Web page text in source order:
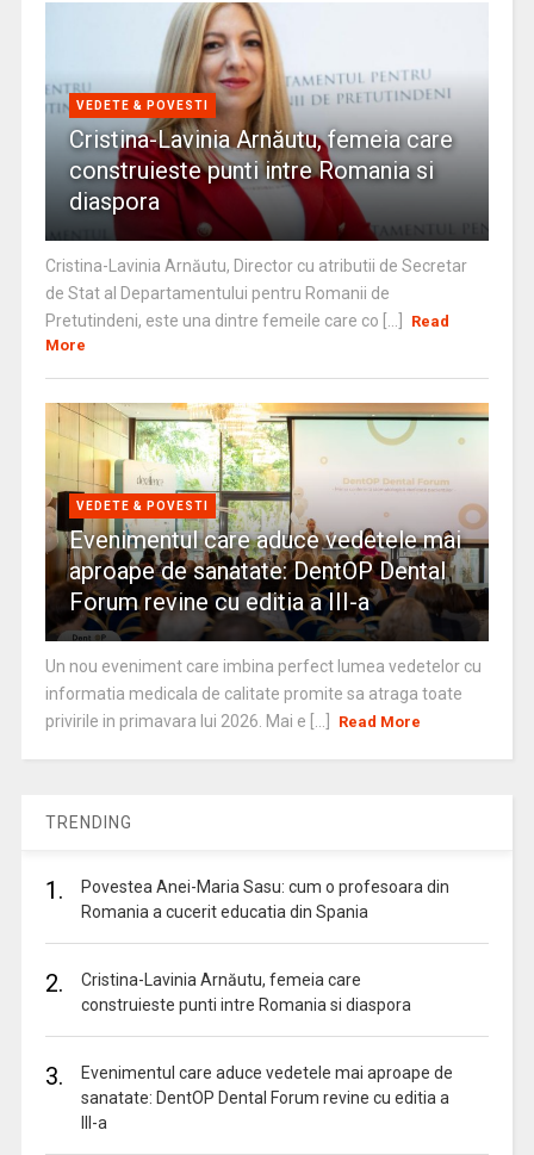
VEDETE & POVESTI
Cristina-Lavinia Arnăutu, femeia care
construieste punti intre Romania si
diaspora
Cristina-Lavinia Arnăutu, Director cu atributii de Secretar
de Stat al Departamentului pentru Romanii de
Pretutindeni, este una dintre femeile care co [...]
Read
More
VEDETE & POVESTI
Evenimentul care aduce vedetele mai
aproape de sanatate: DentOP Dental
Forum revine cu editia a III-a
Un nou eveniment care imbina perfect lumea vedetelor cu
informatia medicala de calitate promite sa atraga toate
privirile in primavara lui 2026. Mai e [...]
Read More
TRENDING
1.
Povestea Anei-Maria Sasu: cum o profesoara din
Romania a cucerit educatia din Spania
2.
Cristina-Lavinia Arnăutu, femeia care
construieste punti intre Romania si diaspora
3.
Evenimentul care aduce vedetele mai aproape de
sanatate: DentOP Dental Forum revine cu editia a
III-a